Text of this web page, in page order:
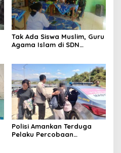
Tak Ada Siswa Muslim, Guru
Agama Islam di SDN
Polisi Amankan Terduga
Pelaku Percobaan